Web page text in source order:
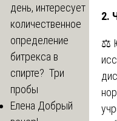
2.
⚖️
день, интересует
количественное
определение
битрекса в
спирте? Три
пробы
Елена Добрый